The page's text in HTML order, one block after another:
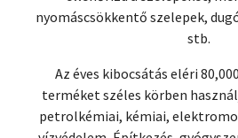
nyomáscsökkentő szelepek,
stb.
Az éves kibocsátás eléri
terméket széles körben
petrolkémiai, kémiai,